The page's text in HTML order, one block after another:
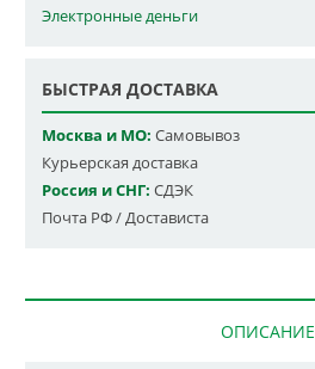
Электронные деньги
БЫСТРАЯ ДОСТАВКА
Москва и МО: Самовывоз
Курьерская доставка
Россия и СНГ: СДЭК
Почта РФ / Достависта
ОПИСАНИЕ